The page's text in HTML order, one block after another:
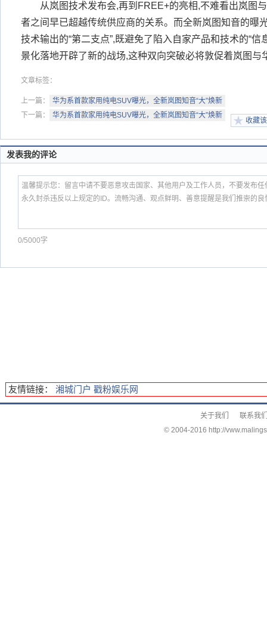
从岚图技术发布会,再到FREE+的亮相,不难看出岚图
者之间早已超越传统供应商的关系。而全新岚图知音的曝
技术输出的“第二支点”,既避免了陷入自家产品和技术的“信
景化落地开辟了新的战场,这种双向突破必将敦促着岚图与
文章标签：
上一篇：
华为系首款家用纯电SUV曝光，全新岚图知音“大”焕新
下一篇：
华为系首款家用纯电SUV曝光，全新岚图知音“大”焕新
收藏
发表我的评论
0/5000字
友情链接： 湘城门户 戳粉娱乐网
关于我们
联系我
© 2004-2016 http://